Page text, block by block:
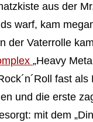
aus der
warf, kam
der Vaterrolle
„Heavy
fast
und die erste
mit dem